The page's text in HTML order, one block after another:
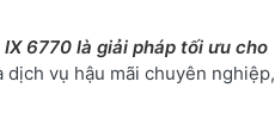
6770 là giải pháp tối ưu cho
dịch vụ hậu mãi chuyên nghiệp,